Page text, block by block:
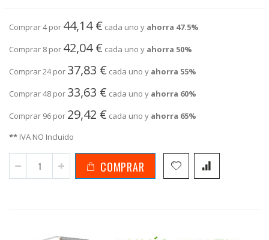
Comprar 4 por 44,14 € cada uno y ahorra 47.5%
Comprar 8 por 42,04 € cada uno y ahorra 50%
Comprar 24 por 37,83 € cada uno y ahorra 55%
Comprar 48 por 33,63 € cada uno y ahorra 60%
Comprar 96 por 29,42 € cada uno y ahorra 65%
** IVA NO Incluido
COMPRAR